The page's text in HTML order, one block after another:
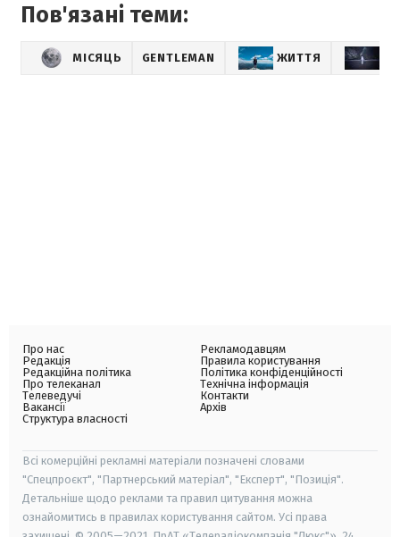
Пов'язані теми:
МІСЯЦЬ GENTLEMAN ЖИТТЯ
Про нас
Редакція
Редакційна політика
Про телеканал
Телеведучі
Вакансії
Структура власності
Рекламодавцям
Правила користування
Політика конфіденційності
Технічна інформація
Контакти
Архів
Всі комерційні рекламні матеріали позначені словами
"Спецпроєкт", "Партнерський матеріал", "Експерт", "Позиція".
Детальніше щодо реклами та правил цитування можна
ознайомитись в правилах користування сайтом. Усі права